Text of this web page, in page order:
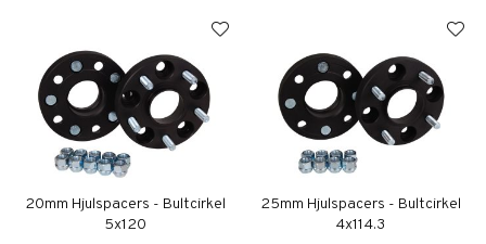
20mm Hjulspacers - Bultcirkel
5x120
25mm Hjulspacers - Bultcirkel
4x114.3